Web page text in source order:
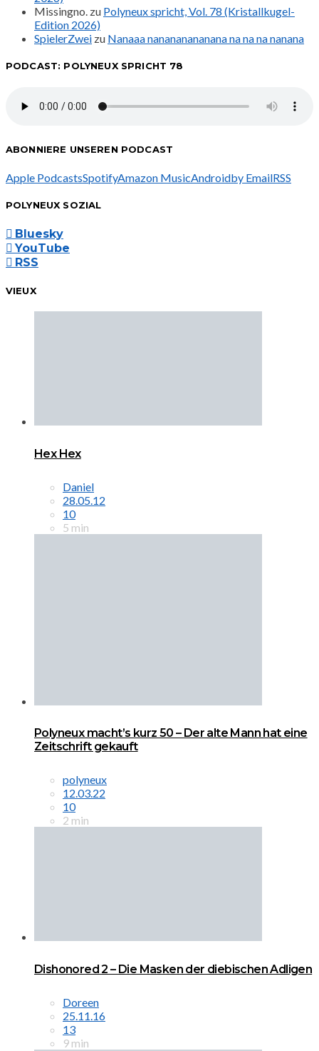
Missingno. zu Polyneux spricht, Vol. 78 (Kristallkugel-
Edition 2026)
SpielerZwei zu Nanaaa nanananananana na na na nanana
PODCAST: POLYNEUX SPRICHT 78
ABONNIERE UNSEREN PODCAST
Apple PodcastsSpotifyAmazon MusicAndroidby EmailRSS
POLYNEUX SOZIAL
Bluesky
YouTube
RSS
VIEUX
Hex Hex
Daniel
28.05.12
10
5 min
Polyneux macht’s kurz 50 – Der alte Mann hat eine
Zeitschrift gekauft
polyneux
12.03.22
10
2 min
Dishonored 2 – Die Masken der diebischen Adligen
Doreen
25.11.16
13
9 min